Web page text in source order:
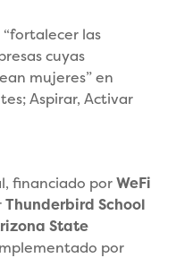
las
cuyas
mujeres” en
Aspirar, Activar
financiado porWeFi
Thunderbird School
State
por